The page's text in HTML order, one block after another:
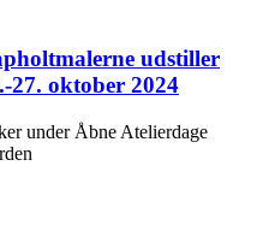
udstiller
27. oktober 2024
under Åbne Atelierdage